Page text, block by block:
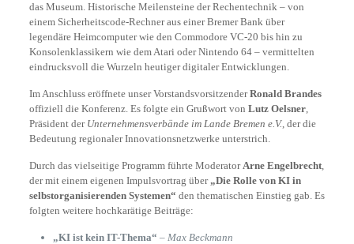
das Museum. Historische Meilensteine der Rechentechnik – von
einem Sicherheitscode-Rechner aus einer Bremer Bank über
legendäre Heimcomputer wie den Commodore VC-20 bis hin zu
Konsolenklassikern wie dem Atari oder Nintendo 64 – vermittelten
eindrucksvoll die Wurzeln heutiger digitaler Entwicklungen.
Im Anschluss eröffnete unser VorstandsvorsitzenderRonald Brandes
offiziell die Konferenz. Es folgte ein Grußwort von Lutz Oelsner,
Präsident der Unternehmensverbände im Lande Bremen e.V., der die
Bedeutung regionaler Innovationsnetzwerke unterstrich.
Durch das vielseitige Programm führte ModeratorArne Engelbrecht,
der mit einem eigenen Impulsvortrag über„Die Rolle von KI in
selbstorganisierenden Systemen“ den thematischen Einstieg gab. Es
folgten weitere hochkarätige Beiträge:
„KI ist kein IT-Thema“ – Max Beckmann